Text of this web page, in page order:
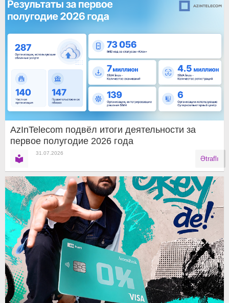
AzInTelecom подвёл итоги деятельности за
первое полугодие 2026 года
31.07.2026
Ətraflı